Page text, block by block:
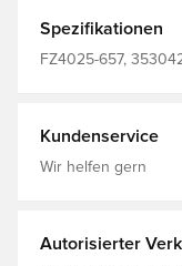
unvergleichliche
einsatzbereit, oder?
UNIVERSITY RED/
Spezifikationen
FZ4025-657,
Kundenservice
Wir helfen gern
Autorisierter